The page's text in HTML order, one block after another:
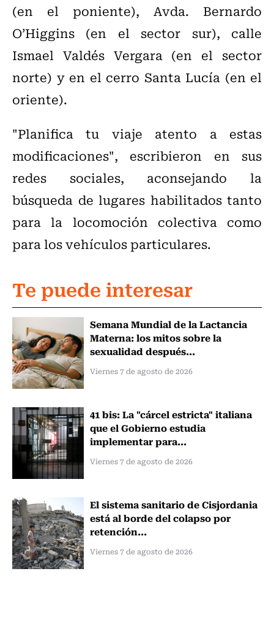
(en el poniente), Avda. Bernardo
O’Higgins (en el sector sur), calle
Ismael Valdés Vergara (en el sector
norte) y en el cerro Santa Lucía (en el
oriente).
"Planifica tu viaje atento a estas
modificaciones", escribieron en sus
redes sociales, aconsejando la
búsqueda de lugares habilitados tanto
para la locomoción colectiva como
para los vehículos particulares.
Te puede interesar
Semana Mundial de la Lactancia
Materna: los mitos sobre la
sexualidad después...
Viernes 7 de agosto de 2026
41 bis: La "cárcel estricta" italiana
que el Gobierno estudia
implementar para...
Viernes 7 de agosto de 2026
El sistema sanitario de Cisjordania
está al borde del colapso por
retención...
Viernes 7 de agosto de 2026